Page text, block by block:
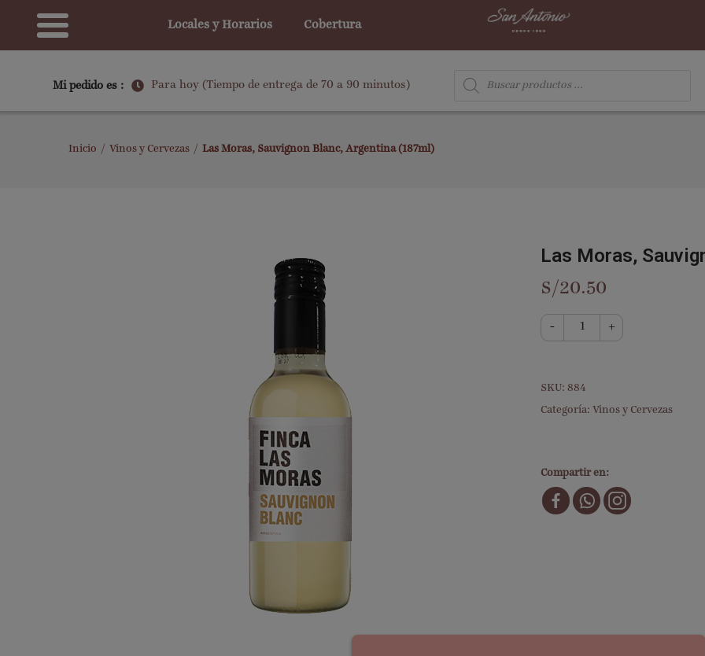
Locales y Horarios Cobertura
Mi pedido es : Para hoy (Tiempo de entrega de 70 a 90 minutos)
Inicio / Vinos y Cervezas / Las Moras, Sauvignon Blanc, Argentina (187ml)
Las Moras,
S/20.50
- +
SKU: 884
Categoría: Vinos y Cervezas
Compartir en: